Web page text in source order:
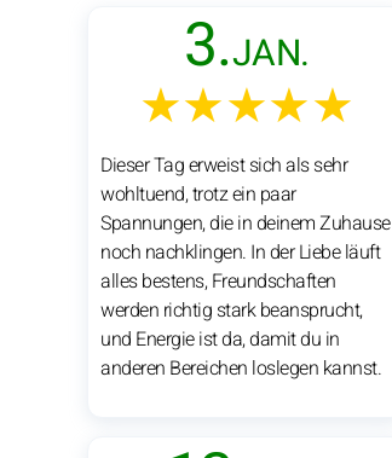
3.JAN.
★★★★★
Dieser Tag erweist sich als sehr
wohltuend, trotz ein paar
Spannungen, die in deinem Zuhause
noch nachklingen. In der Liebe läuft
alles bestens, Freundschaften
werden richtig stark beansprucht,
und Energie ist da, damit du in
anderen Bereichen loslegen kannst.